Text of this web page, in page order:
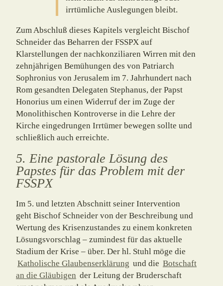
irrtüm­li­che Auslegungen bleibt.
Zum Abschluß dieses Kapitels vergleicht Bischof
Schneider das Beharren der FSSPX auf
Klarstellungen der nachkonziliaren Wirren mit den
zehnjährigen Bemühungen des von Patriarch
Sophronius von Jerusalem im 7. Jahrhundert nach
Rom gesandten Delegaten Stephanus, der Papst
Honorius um einen Widerruf der im Zuge der
Monolithischen Kontroverse in die Lehre der
Kirche eingedrungen Irrtümer bewegen sollte und
schließ­lich auch erreichte.
5. Eine pastorale Lösung des
Papstes für das Problem mit der
FSSPX
Im 5. und letzten Abschnitt seiner Intervention
geht Bischof Schneider von der Beschrei­bung und
Wertung des Krisenzustandes zu einem konkreten
Lösungsvorschlag – zumin­dest für das aktuelle
Stadium der Krise – über. Der hl. Stuhl möge die
Katholische Glau­benserklärung und die Botschaft
an die Gläubigen der Leitung der Bruderschaft